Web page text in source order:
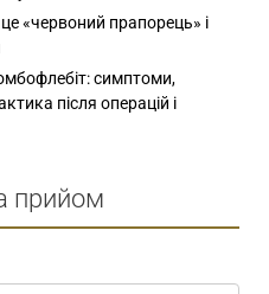
«червоний прапорець» і
симптоми,
після операцій і
прийом